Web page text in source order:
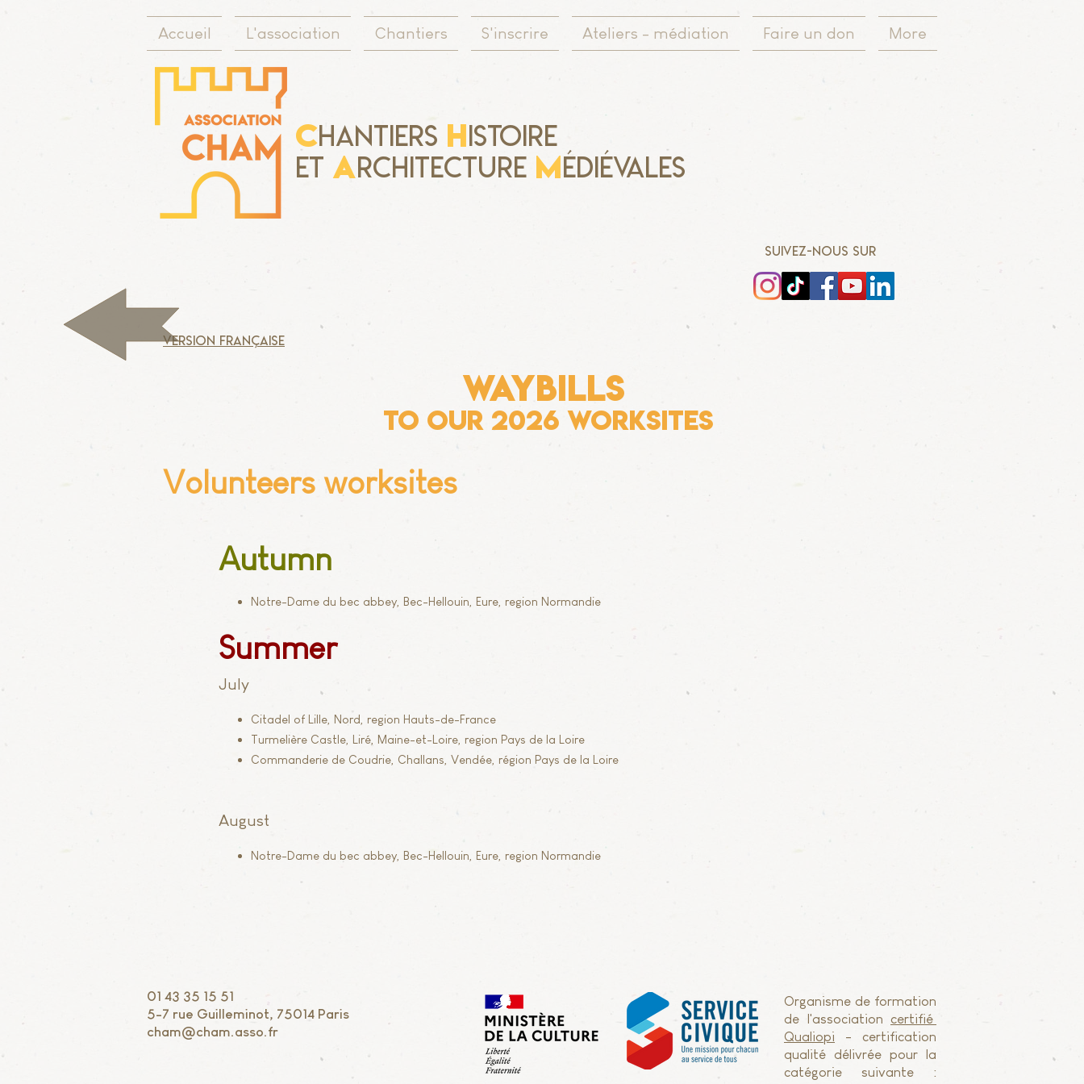
Accueil L'association Chantiers S'inscrire Ateliers - médiation Faire un don More
Chantiers Histoire
Et Architecture Médiévales
SUIVEZ-NOUS SUR
version française
WAYBILLS
to our 2026 worksites
Autumn
Notre-Dame du bec abbey, Bec-Hellouin, Eure, region Normandie
Summer
July
Citadel of Lille, Nord, region Hauts-de-France
Turmelière Castle, Liré, Maine-et-Loire, region Pays de la Loire
Commanderie de Coudrie, Challans, Vendée, région Pays de la Loire
August
Notre-Dame du bec abbey, Bec-Hellouin, Eure, region Normandie
Volunteers worksites
01 43 35 15 51
5-7 rue Guilleminot, 75014 Paris
cham@cham.asso.fr
Organisme de formation
de l'association certifié
Qualiopi - certification
qualité délivrée pour la
catégorie suivante :